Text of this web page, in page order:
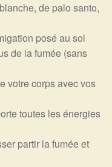
de palo santo,
posé au sol
de la fumée (sans
votre corps avec vos
toutes les énergies
partir la fumée et